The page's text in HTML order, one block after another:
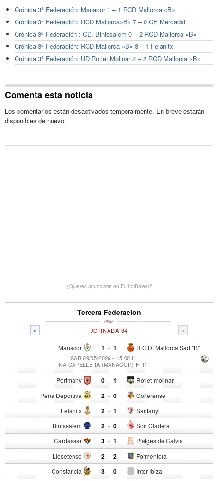
Crónica 3ª Federación: Manacor 1 – 1 RCD Mallorca «B»
Crónica 3ª Federación: RCD Mallorca»B» 7 – 0 CE Mercadal
Crónica 3ª Federación : CD. Binissalem 0 – 2 RCD Mallorca «B»
Crónica 3ª Federación: RCD Mallorca «B» 8 – 1 Felanitx
Crónica 3ª Federación: UD Rotlet Molinar 2 – 2 RCD Mallorca «B»
Comenta esta noticia
Los comentarios están desactivados temporalmente. En breve estarán
disponibles de nuevo.
¿Quieres anunciarte en FutbolBalear?
Tercera Federacion
« »
JORNADA 34
Manacor 1 - R.C.D. Mallorca Sad "B"
1
SÁB 09/05/2026 - 15:00 H
NA CAPELLERA (MANACOR) F-11
Portmany 0 - Rotlet-molinar
1
Peña Deportiva 2 - Collerense
0
Felanitx 2 - Santanyi
1
Binissalem 2 - Son Cladera
0
Cardassar 3 - Platges de Calvia
1
Llosetense 2 - Formentera
2
Constancia 3 - Inter Ibiza
0